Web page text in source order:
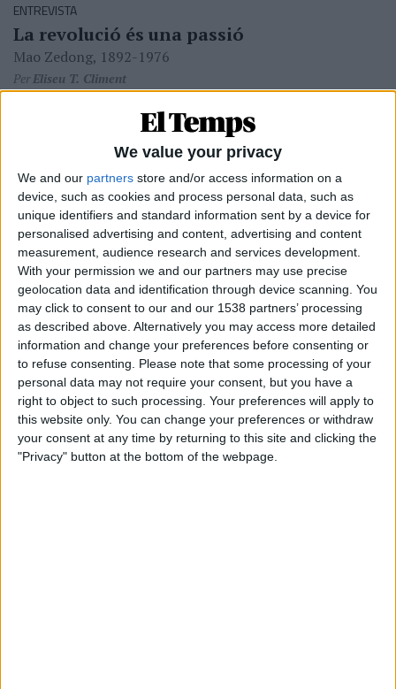
We value your privacy
We and our partners store and/or access information on a
device, such as cookies and process personal data, such as
unique identifiers and standard information sent by a device for
personalised advertising and content, advertising and content
measurement, audience research and services development.
With your permission we and our partners may use precise
geolocation data and identification through device scanning. You
may click to consent to our and our 1538 partners’ processing
as described above. Alternatively you may access more detailed
information and change your preferences before consenting or
to refuse consenting.
Please note that some processing of your
personal data may not require your consent, but you have a
right to object to such processing. Your preferences will apply to
this website only. You can change your preferences or withdraw
your consent at any time by returning to this site and clicking the
"Privacy" button at the bottom of the webpage.
ENTREVISTA
La revolució és una passió
Mao Zedong, 1892-1976
PerEliseu T. Climent
Visca Eiffel
Gustave Eiffel
PerEliseu T. Climent
30.12.1991
Basketmania
El bàsquet de l'A a la Z
Per Eliseu T. Climent
09.12.1991
CULTURA